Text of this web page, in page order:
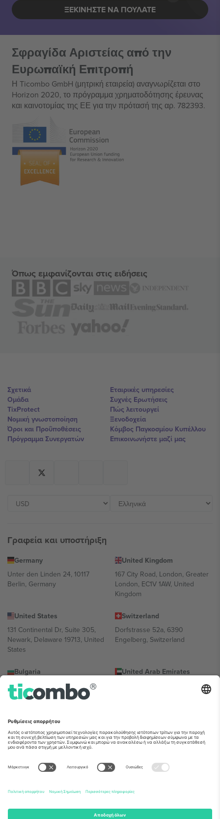
ΞΕΚΙΝΉΣΤΕ ΝΑ ΠΟΥΛΆΤΕ
Σφραγίδα Αριστείας από την
Ευρωπαϊκή Επιτροπή
Η Ticombo GmbH (μητρική εταιρεία) αναγνωρίζεται στο
Horizon 2020, το πρόγραμμα χρηματοδότησης έρευνας
και καινοτομίας της ΕΕ για την πρότασή της αρ. 782393.
Όπως εμφανίζονται στις ειδήσεις
Σχετικά
Ομάδα
TixProtect
Νομική γνωστοποίηση
Όροι και Προΰποθέσεις
Πρόγραμμα Συνεργατών
Εταιρικές υπηρεσίες
Συχνές Ερωτήσεις
Πώς λειτουργεί
Ξενοδοχεία
Κόμβος Παγκοσμίου Κυπέλλου
Επικοινωνήστε μαζί μας
Γραφεία και υποστήριξη
Germany
Unter den Linden 24, 10117
Berlin, Germany
United Kingdom
167 City Road, London, Greater
London, EC1V 1AW, United
Kingdom
United States
131 Continental Dr, Suite 305,
Newark, Delaware 19713, United
States
Switzerland
Dorfstrasse 52a, 6390
Engelberg, Switzerland
Bulgaria
Regus Sofia City West, bul
Totleben 53-55, 1606 Sofia,
United Arab Emirates
UAE Dubai Silicon Oasis, DDP
Building A1, Office 302, Dubai,
Mexico
Av Chapultepec 360, Roma
Norte, Cuauhtémoc, 06700
Ciudad de México, CDMX,
Mexico
Η νομική οντότητα του παρόχου πλατφόρμας ενδέχεται να
τομέα. Για λεπτομέρειες ανατρέξτε στη σελίδα της συγκεκριμένης